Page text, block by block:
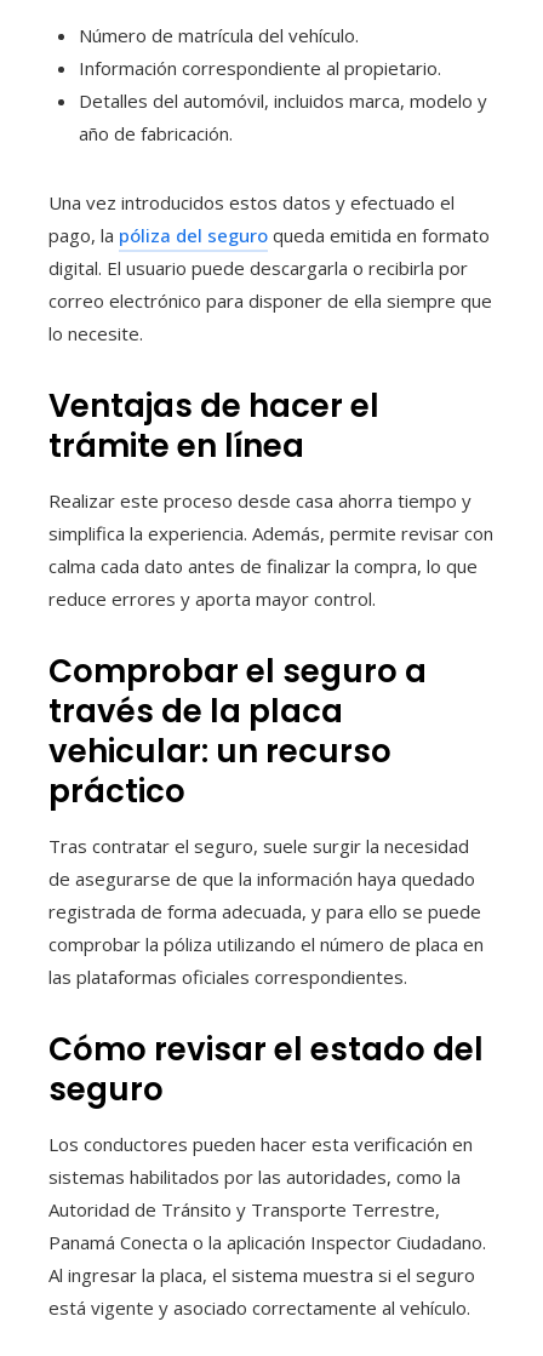
Número de matrícula del vehículo.
Información correspondiente al propietario.
Detalles del automóvil, incluidos marca, modelo y
año de fabricación.
Una vez introducidos estos datos y efectuado el
pago, la póliza del seguro queda emitida en formato
digital. El usuario puede descargarla o recibirla por
correo electrónico para disponer de ella siempre que
lo necesite.
Ventajas de hacer el
trámite en línea
Realizar este proceso desde casa ahorra tiempo y
simplifica la experiencia. Además, permite revisar con
calma cada dato antes de finalizar la compra, lo que
reduce errores y aporta mayor control.
Comprobar el seguro a
través de la placa
vehicular: un recurso
práctico
Tras contratar el seguro, suele surgir la necesidad
de asegurarse de que la información haya quedado
registrada de forma adecuada, y para ello se puede
comprobar la póliza utilizando el número de placa en
las plataformas oficiales correspondientes.
Cómo revisar el estado del
seguro
Los conductores pueden hacer esta verificación en
sistemas habilitados por las autoridades, como la
Autoridad de Tránsito y Transporte Terrestre,
Panamá Conecta o la aplicación Inspector Ciudadano.
Al ingresar la placa, el sistema muestra si el seguro
está vigente y asociado correctamente al vehículo.